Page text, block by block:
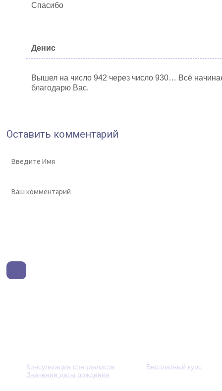
Спасибо
Денис
Вышел на число 942 через число 930… Всё
благодарю Вас.
Оставить комментарий
Консультация специалиста
Бесплатный курс
Значение даты рождения